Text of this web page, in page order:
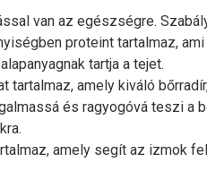
van az egészségre.
proteint tartalmaz,
tartja a tejet.
tartalmaz, amely kiváló
és ragyogóvá teszi a
amely segít az izmok